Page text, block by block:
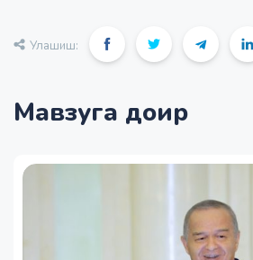
Улашиш:
Мавзуга доир